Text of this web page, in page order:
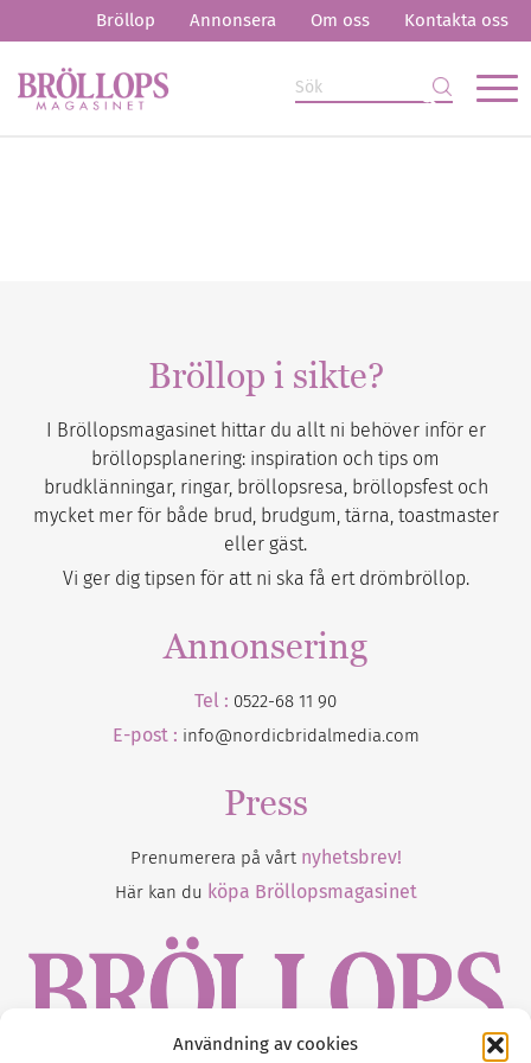
Användning av cookies
Bröllop Annonsera Om oss Kontakta oss
Bröllop i sikte?
I Bröllopsmagasinet hittar du allt ni behöver inför er
bröllopsplanering: inspiration och tips om
brudklänningar, ringar, bröllopsresa, bröllopsfest och
mycket mer för både brud, brudgum, tärna, toastmaster
eller gäst.
Vi ger dig tipsen för att ni ska få ert drömbröllop.
Annonsering
Tel : 0522-68 11 90
E-post : info@nordicbridalmedia.com
Press
Prenumerera på vårt nyhetsbrev!
Här kan du köpa Bröllopsmagasinet